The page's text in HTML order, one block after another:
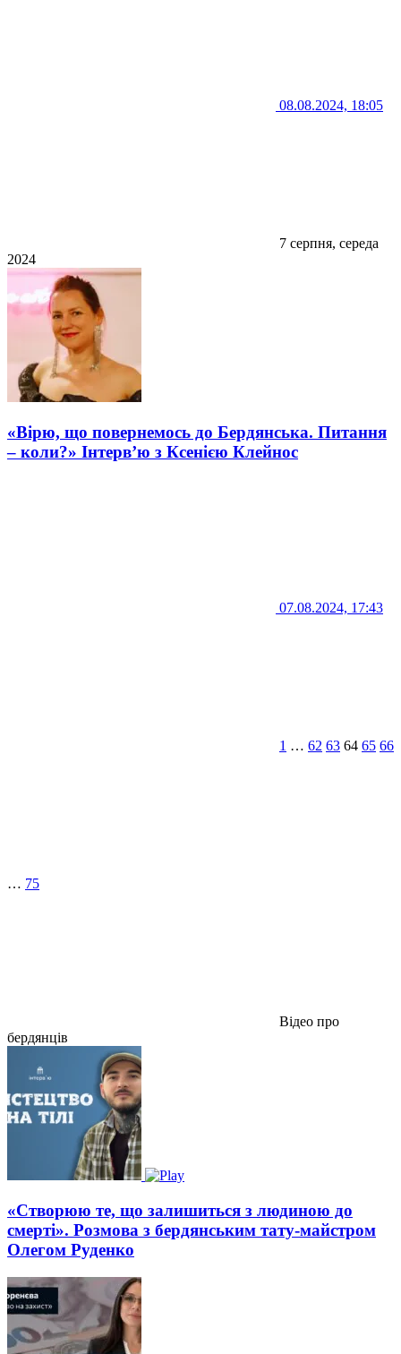
08.08.2024, 18:05
7 серпня, середа
2024
«Вірю, що повернемось до Бердянська. Питання
– коли?» Інтерв’ю з Ксенією Клейнос
07.08.2024, 17:43
1 … 62 63 64 65 66
… 75
Відео про
бердянців
«Створюю те, що залишиться з людиною до
смерті». Розмова з бердянським тату-майстром
Олегом Руденко